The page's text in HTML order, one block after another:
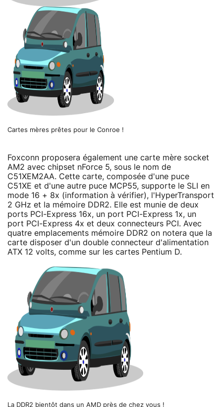
Cartes mères prêtes pour le Conroe !
Foxconn proposera également une carte mère socket
AM2 avec chipset nForce 5, sous le nom de
C51XEM2AA. Cette carte, composée d'une puce
C51XE et d'une autre puce MCP55, supporte le SLI en
mode 16 + 8x (information à vérifier), l'HyperTransport
2 GHz et la mémoire DDR2. Elle est munie de deux
ports PCI-Express 16x, un port PCI-Express 1x, un
port PCI-Express 4x et deux connecteurs PCI. Avec
quatre emplacements mémoire DDR2 on notera que la
carte disposer d'un double connecteur d'alimentation
ATX 12 volts, comme sur les cartes Pentium D.
La DDR2 bientôt dans un AMD près de chez vous !